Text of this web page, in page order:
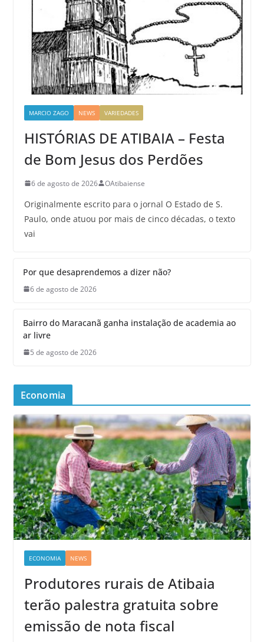
MARCIO ZAGO NEWS VARIEDADES
HISTÓRIAS DE ATIBAIA – Festa
de Bom Jesus dos Perdões
6 de agosto de 2026 OAtibaiense
Originalmente escrito para o jornal O Estado de S.
Paulo, onde atuou por mais de cinco décadas, o texto
vai
Por que desaprendemos a dizer não?
6 de agosto de 2026
Bairro do Maracanã ganha instalação de academia ao
ar livre
5 de agosto de 2026
Economia
ECONOMIA NEWS
Produtores rurais de Atibaia
terão palestra gratuita sobre
emissão de nota fiscal